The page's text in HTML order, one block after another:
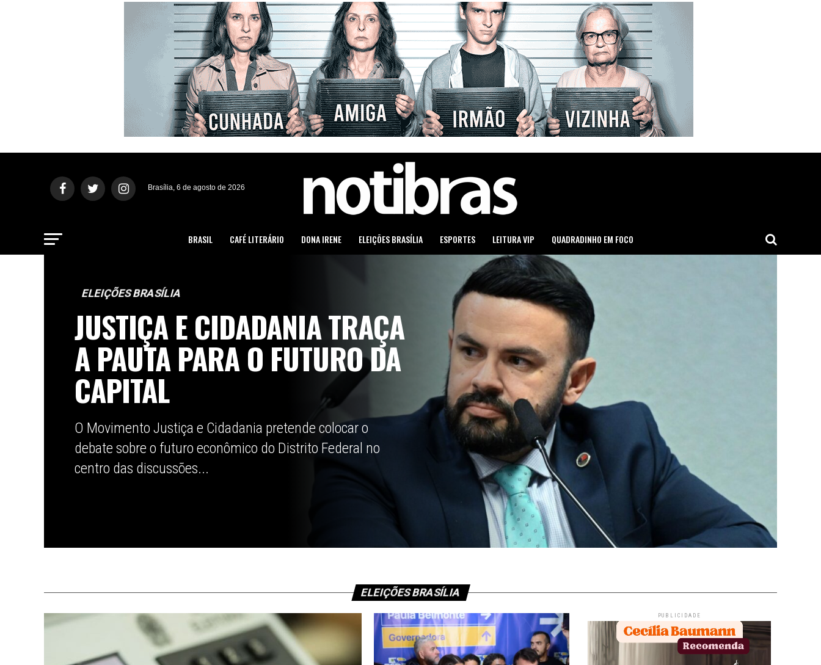
Brasília, 6 de agosto de 2026
BRASIL CAFÉ LITERÁRIO DONA IRENE ELEIÇÕES BRASÍLIA ESPORTES LEITURA VIP QUADRADINHO EM FOCO
ELEIÇÕES BRASÍLIA
JUSTIÇA E CIDADANIA TRAÇA
A PAUTA PARA O FUTURO DA
CAPITAL
O Movimento Justiça e Cidadania pretende colocar o
debate sobre o futuro econômico do Distrito Federal no
centro das discussões...
ELEIÇÕES BRASÍLIA
PUBLICIDADE